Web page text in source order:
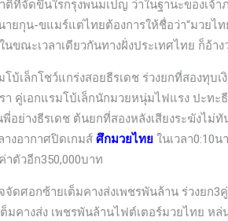
ที่จัดขึ้นใรกรุงพนมเปญ ว่าในฐานะของเจ้
ายกุน-ขแมร์แต่ไทยต้องการให้ชื่อว่า“มวยไ
ขณะเวลาเดียวกันทางฝั่งประเทศไทย ก็อ้า
โบ้เล็กโชว์แกร่งสอยธีรเดช ร่วงยกที่สองทุบ
คู่เอกแรมโบ้เล็กนักมวยหนุ่มไฟแรง ปะทะ
พี่อย่างธีรเดช ต้นยกที่สองหลังเสียงระฆังไ
งอากาศปิดเกมส์ ศึกมวยไทย ในเวลา0:10
าตัวอีก350,000บาท
จจัดศอกซ้ายเต็มคางส่งเพชรพันล้าน ร่วงยก3
มคางส่ง เพชรพันล้านไฟต์เตอร์มวยไทย ห